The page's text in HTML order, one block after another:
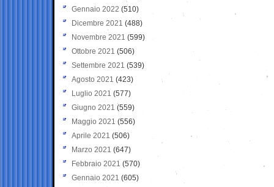
Gennaio 2022 (510)
Dicembre 2021 (488)
Novembre 2021 (599)
Ottobre 2021 (506)
Settembre 2021 (539)
Agosto 2021 (423)
Luglio 2021 (577)
Giugno 2021(559)
Maggio 2021 (556)
Aprile 2021 (506)
Marzo 2021 (647)
Febbraio 2021 (570)
Gennaio 2021 (605)